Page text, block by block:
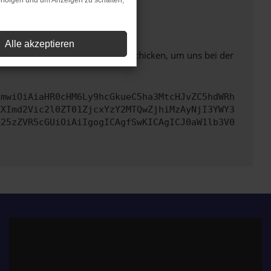
unterstützt werden.
Du kannst uns diesen Text schicken, um uns bei der
Alle akzeptieren